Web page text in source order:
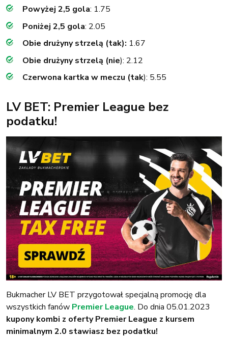
Powyżej 2,5 gola: 1.75
Poniżej 2,5 gola: 2.05
Obie drużyny strzelą (tak): 1.67
Obie drużyny strzelą (nie): 2.12
Czerwona kartka w meczu (tak): 5.55
LV BET: Premier League bez
podatku!
Bukmacher LV BET przygotował specjalną promocję dla
wszystkich fanów Premier League. Do dnia 05.01.2023
kupony kombi z oferty Premier League z kursem
minimalnym 2.0 stawiasz bez podatku!